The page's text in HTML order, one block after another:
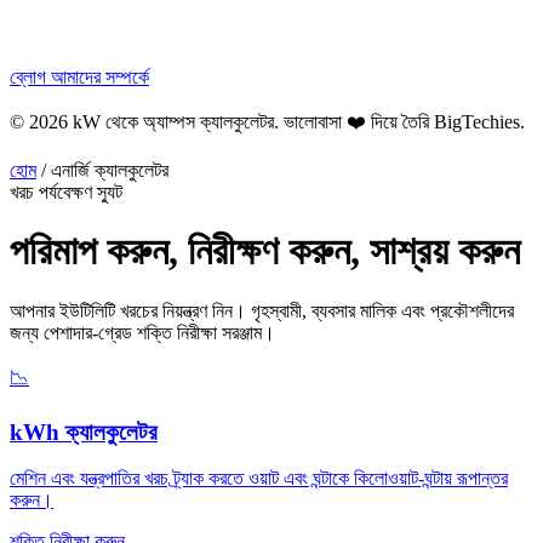
ব্লোগ আমাদের সম্পর্কে
© 2026 kW থেকে অ্যাম্পস ক্যালকুলেটর. ভালোবাসা ❤️ দিয়ে তৈরিBigTechies.
হোম / এনার্জি ক্যালকুলেটর
খরচ পর্যবেক্ষণ স্যুট
পরিমাপ করুন, নিরীক্ষণ করুন, সাশ্রয় করুন
আপনার ইউটিলিটি খরচের নিয়ন্ত্রণ নিন। গৃহস্বামী, ব্যবসার মালিক এবং প্রকৌশলীদের
জন্য পেশাদার-গ্রেড শক্তি নিরীক্ষা সরঞ্জাম।
📉
kWh ক্যালকুলেটর
মেশিন এবং যন্ত্রপাতির খরচ ট্র্যাক করতে ওয়াট এবং ঘন্টাকে কিলোওয়াট-ঘন্টায় রূপান্তর
করুন।